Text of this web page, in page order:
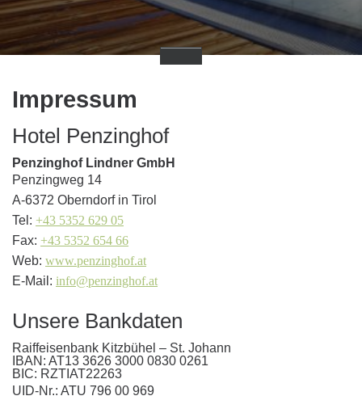
Impressum
Hotel Penzinghof
Penzinghof Lindner GmbH
Penzingweg 14
A-6372 Oberndorf in Tirol
Tel: +43 5352 629 05
Fax: +43 5352 654 66
Web: www.penzinghof.at
E-Mail: info@penzinghof.at
Unsere Bankdaten
Raiffeisenbank Kitzbühel – St. Johann
IBAN: AT13 3626 3000 0830 0261
BIC: RZTIAT22263
UID-Nr.: ATU 796 00 969